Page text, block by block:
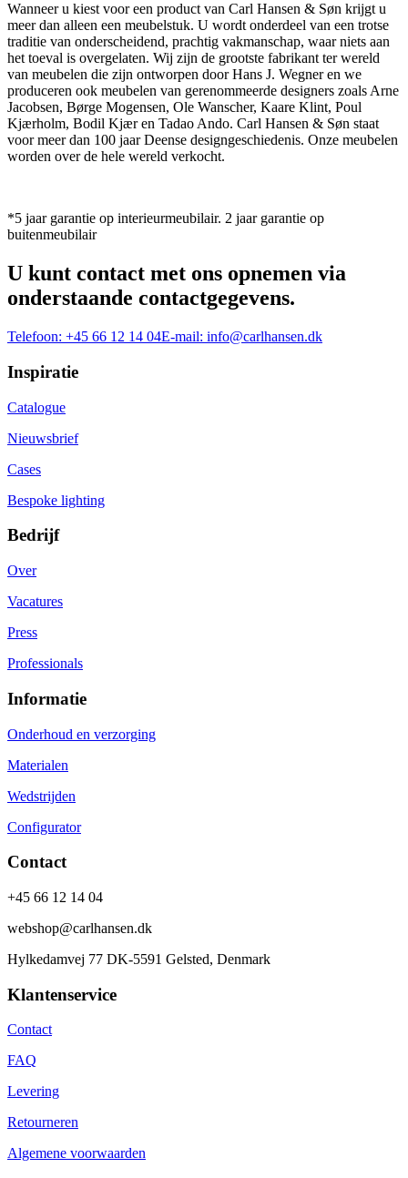
Wanneer u kiest voor een product van Carl Hansen & Søn krijgt u
meer dan alleen een meubelstuk. U wordt onderdeel van een trotse
traditie van onderscheidend, prachtig vakmanschap, waar niets aan
het toeval is overgelaten. Wij zijn de grootste fabrikant ter wereld
van meubelen die zijn ontworpen door Hans J. Wegner en we
produceren ook meubelen van gerenommeerde designers zoals Arne
Jacobsen, Børge Mogensen, Ole Wanscher, Kaare Klint, Poul
Kjærholm, Bodil Kjær en Tadao Ando. Carl Hansen & Søn staat
voor meer dan 100 jaar Deense designgeschiedenis. Onze meubelen
worden over de hele wereld verkocht.
*5 jaar garantie op interieurmeubilair. 2 jaar garantie op
buitenmeubilair
U kunt contact met ons opnemen via
onderstaande contactgegevens.
Telefoon: +45 66 12 14 04E-mail: info@carlhansen.dk
Inspiratie
Catalogue
Nieuwsbrief
Cases
Bespoke lighting
Bedrijf
Over
Vacatures
Press
Professionals
Informatie
Onderhoud en verzorging
Materialen
Wedstrijden
Configurator
Contact
+45 66 12 14 04
webshop@carlhansen.dk
Hylkedamvej 77 DK-5591 Gelsted, Denmark
Klantenservice
Contact
FAQ
Levering
Retourneren
Algemene voorwaarden